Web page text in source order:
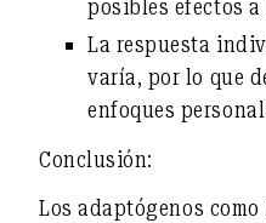
posibles efectos
La respuesta
varía, por lo que
enfoques
Conclusión:
Los adaptógenos como